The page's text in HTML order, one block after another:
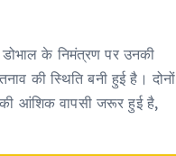
डोभाल के निमंत्रण पर उनकी
की स्थिति बनी हुई है। दोनों
आंशिक वापसी जरूर हुई है,